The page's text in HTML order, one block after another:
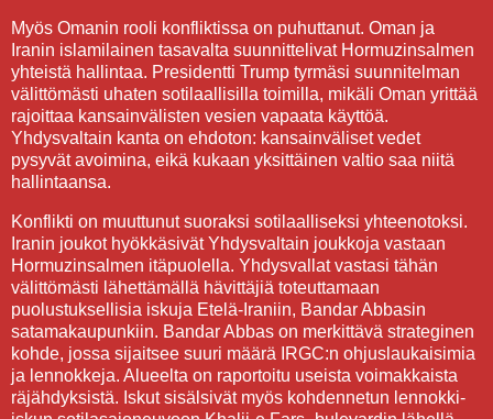
Myös Omanin rooli konfliktissa on puhuttanut. Oman ja
Iranin islamilainen tasavalta suunnittelivat Hormuzinsalmen
yhteistä hallintaa. Presidentti Trump tyrmäsi suunnitelman
välittömästi uhaten sotilaallisilla toimilla, mikäli Oman yrittää
rajoittaa kansainvälisten vesien vapaata käyttöä.
Yhdysvaltain kanta on ehdoton: kansainväliset vedet
pysyvät avoimina, eikä kukaan yksittäinen valtio saa niitä
hallintaansa.
Konflikti on muuttunut suoraksi sotilaalliseksi yhteenotoksi.
Iranin joukot hyökkäsivät Yhdysvaltain joukkoja vastaan
Hormuzinsalmen itäpuolella. Yhdysvallat vastasi tähän
välittömästi lähettämällä hävittäjiä toteuttamaan
puolustuksellisia iskuja Etelä-Iraniin, Bandar Abbasin
satamakaupunkiin. Bandar Abbas on merkittävä strateginen
kohde, jossa sijaitsee suuri määrä IRGC:n ohjuslaukaisimia
ja lennokkeja. Alueelta on raportoitu useista voimakkaista
räjähdyksistä. Iskut sisälsivät myös kohdennetun lennokki-